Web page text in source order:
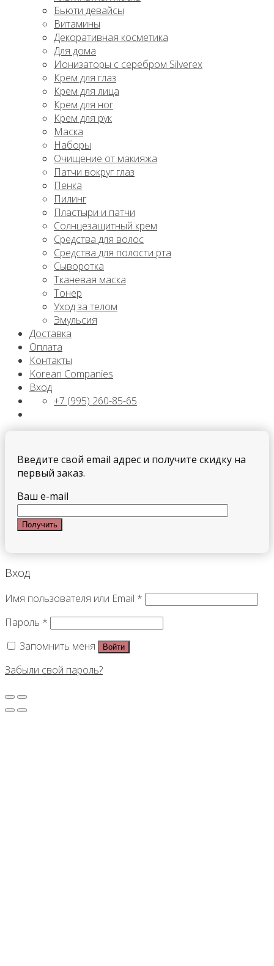
Бьюти девайсы
Витамины
Декоративная косметика
Для дома
Ионизаторы с серебром Silverex
Крем для глаз
Крем для лица
Крем для ног
Крем для рук
Маска
Наборы
Очищение от макияжа
Патчи вокруг глаз
Пенка
Пилинг
Пластыри и патчи
Солнцезащитный крем
Средства для волос
Средства для полости рта
Сыворотка
Тканевая маска
Тонер
Уход за телом
Эмульсия
Доставка
Оплата
Контакты
Korean Companies
Вход
+7 (995) 260-85-65
Введите свой email адрес и получите скидку на
первый заказ.
Ваш e-mail
Вход
Имя пользователя или Email *
Пароль *
Запомнить меня
Войти
Забыли свой пароль?